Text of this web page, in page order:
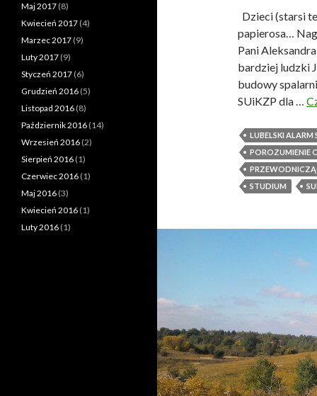
Dzieci (starsi
papierosa…
Pani
bardziej ludzki
budowy
SUiKZP dla …
LUBELSKI
POROZUMIENIE
STUDIUM
Maj 2017 (8)
Kwiecień 2017 (4)
Marzec 2017 (9)
Luty 2017 (9)
Styczeń 2017 (6)
Grudzień 2016 (5)
Listopad 2016 (8)
Październik 2016 (14)
Wrzesień 2016 (2)
Sierpień 2016 (1)
Czerwiec 2016 (1)
Maj 2016 (3)
Kwiecień 2016 (1)
Luty 2016 (1)